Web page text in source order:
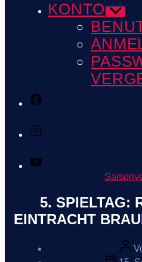
KONTO Untermenü
anzeigen
Facebook
Instagram
Youtube
5. SPIELTAG:
EINTRACHT